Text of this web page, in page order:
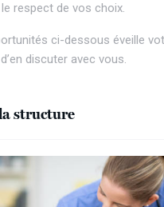
respect de vos choix.
ci-dessous éveille
discuter avec vous.
structure